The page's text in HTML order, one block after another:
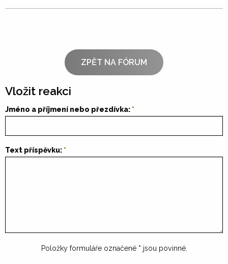
ZPĚT NA FÓRUM
Vložit reakci
Jméno a příjmení nebo přezdívka:
Text příspěvku:
Položky formuláře označené * jsou povinné.